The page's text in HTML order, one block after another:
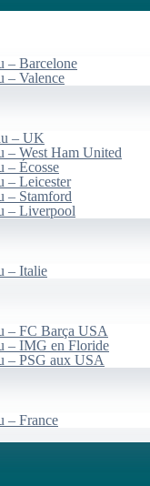
– Barcelone
– Valence
– UK
– West Ham United
– Écosse
– Leicester
– Stamford
– Liverpool
– Italie
– FC Barça USA
– IMG en Floride
– PSG aux USA
– France